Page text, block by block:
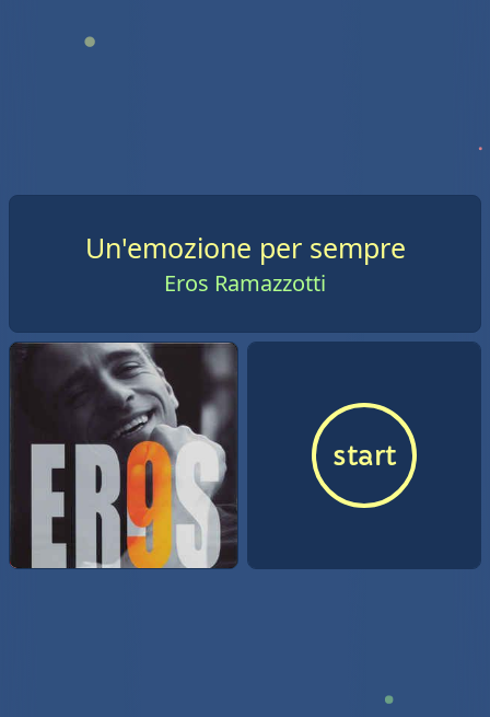
Un'emozione per sempre
Eros Ramazzotti
start